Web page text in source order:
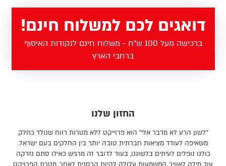
דואגים לכם למשלוח חינם!
ברכישה מעל 100 ש"ח - משלוח חינם לנקודות האיסוף
ברחבי הארץ
החזון שלנו
"לשון הרע לא מדבר אלי" הוא פרוייקט ללא מטרות רווח שנולד כחלק
משאיפה לעודד מציאות חברתית טובה יותר בין החלקים בעם ישראל.
כולנו נופלים לעיתים בלשוננו, בעוד לדובר זה מרגיש כאילו סתם נזרקה